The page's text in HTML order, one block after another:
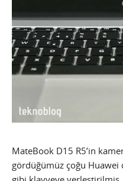
MateBook D15 R5’in
gördüğümüz çoğu Huawei